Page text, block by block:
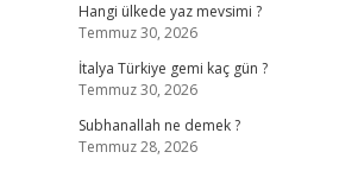
Hangi ülkede yaz mevsimi ?
Temmuz 30, 2026
İtalya Türkiye gemi kaç gün ?
Temmuz 30, 2026
Subhanallah ne demek ?
Temmuz 28, 2026